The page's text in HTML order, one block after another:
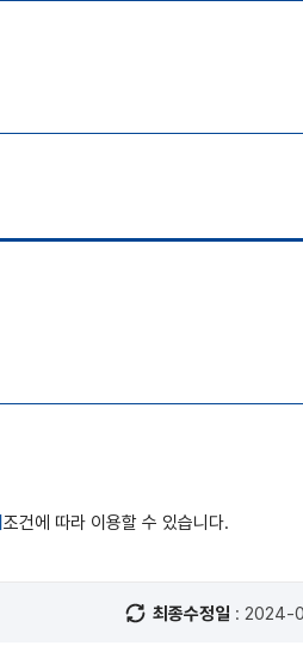
조건에 따라 이용할 수 있습니다.
최종수정일 : 2024-